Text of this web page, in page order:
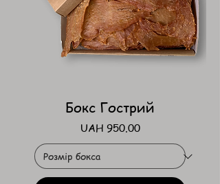
Бокс Гострий
Price
UAH 950.00